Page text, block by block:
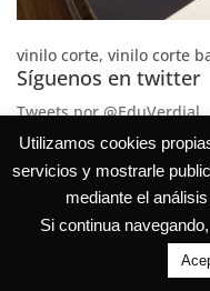
vinilo corte, vinilo corte
Síguenos en twitter
Tweets por @EduVerdial
Utilizamos cookies
servicios y mostrarle
mediante el
Si continua